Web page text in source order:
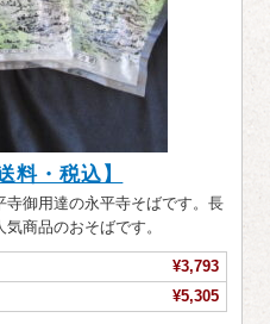
料・税込】
御用達の永平寺そばです。長
商品のおそばです。
¥3,793
¥5,305